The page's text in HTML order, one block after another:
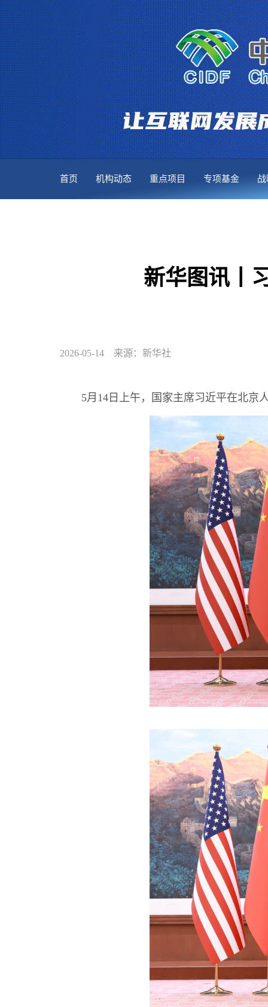
首页 机构动态 重点项目 专项基金
新华图讯丨
2026-05-14 来源：新华社
5月14日上午，国家主席习近平在北京